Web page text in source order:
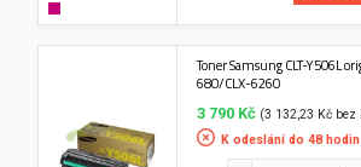
Toner Samsung CLT-Y506L
680/CLX-6260
3 790 Kč (3 132,23 Kč bez
K odeslání do 48 hodin